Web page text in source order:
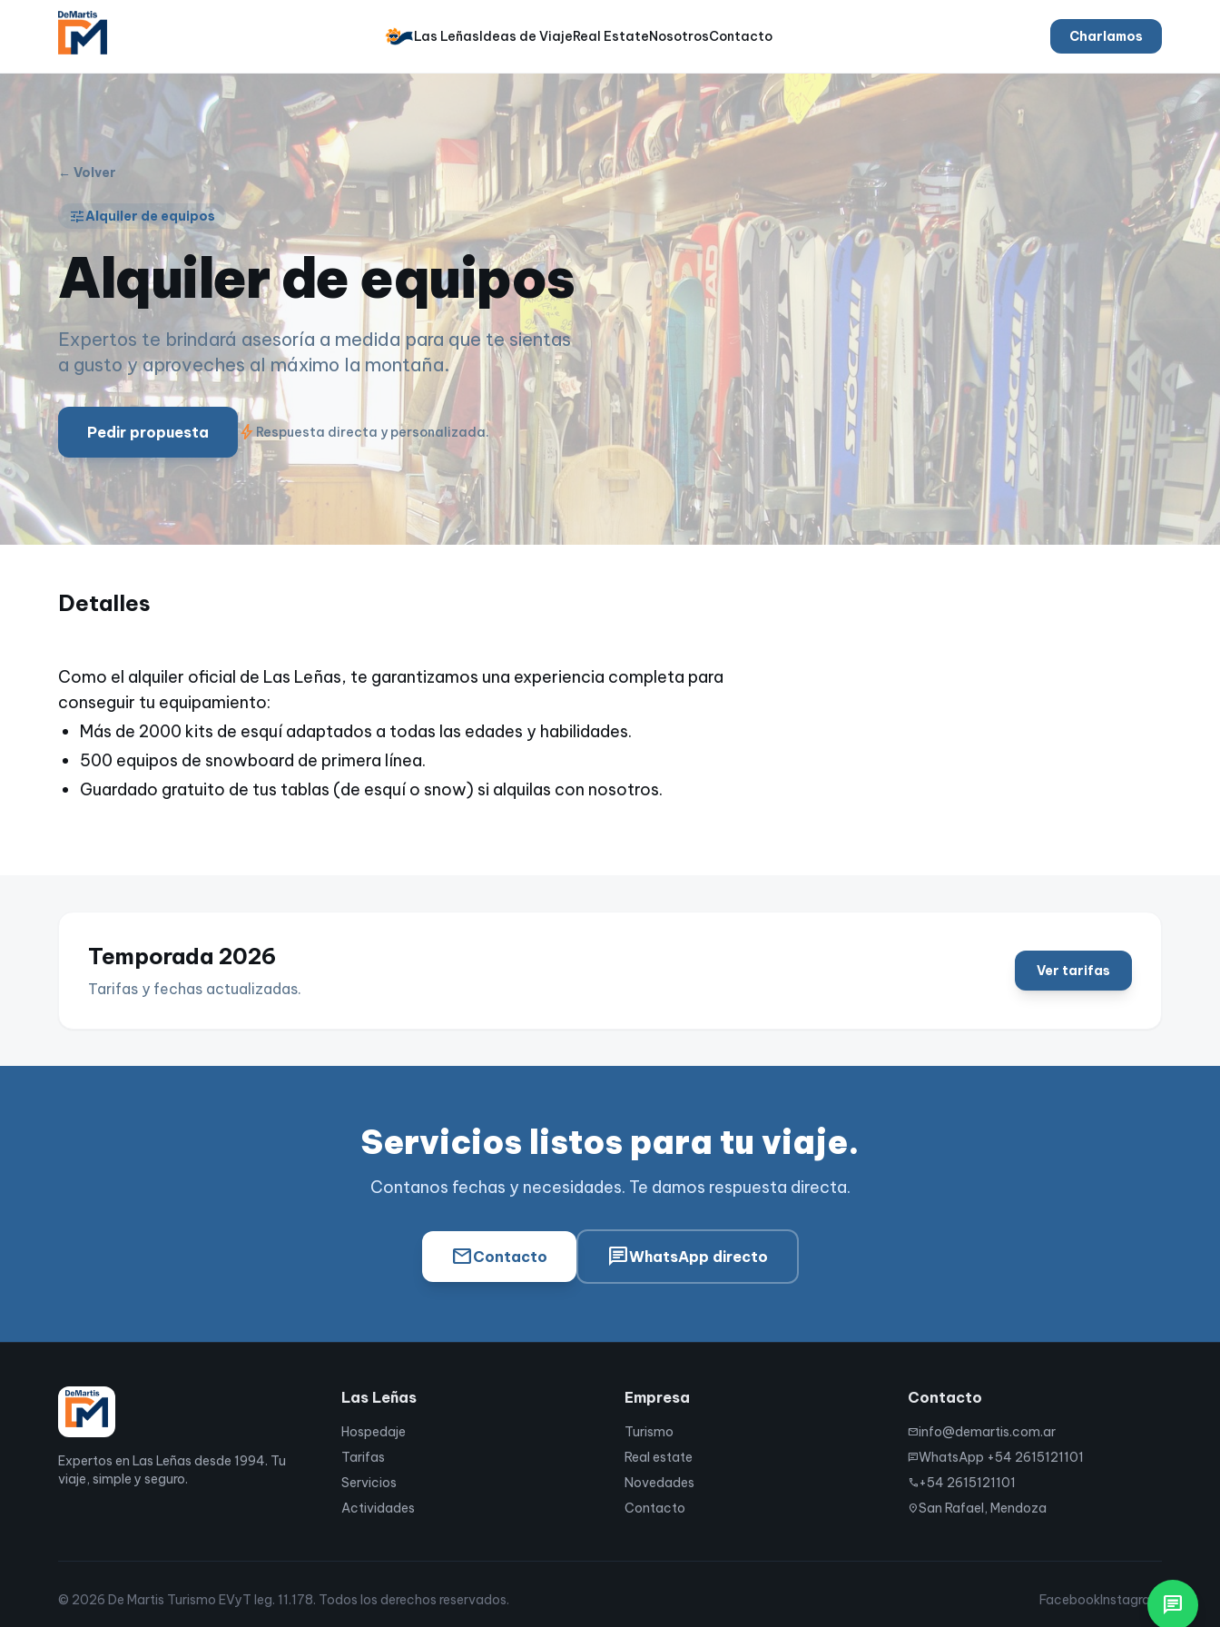
Las LeñasIdeas de ViajeReal EstateNosotrosContacto Charlamos
← Volver
tuneAlquiler de equipos
Alquiler de equipos
Expertos te brindará asesoría a medida para que te sientas
a gusto y aproveches al máximo la montaña.
Pedir propuesta boltRespuesta directa y personalizada.
Detalles
Como el alquiler oficial de Las Leñas, te garantizamos una experiencia completa para
conseguir tu equipamiento:
Más de 2000 kits de esquí adaptados a todas las edades y habilidades.
500 equipos de snowboard de primera línea.
Guardado gratuito de tus tablas (de esquí o snow) si alquilas con nosotros.
Temporada 2026
Tarifas y fechas actualizadas.
Ver tarifas
Servicios listos para tu viaje.
Contanos fechas y necesidades. Te damos respuesta directa.
mailContacto chatWhatsApp directo
chat
Expertos en Las Leñas desde 1994. Tu
viaje, simple y seguro.
Las Leñas
Hospedaje
Tarifas
Servicios
Actividades
Empresa
Turismo
Real estate
Novedades
Contacto
Contacto
mailinfo@demartis.com.ar
chatWhatsApp +54 2615121101
call +54 2615121101
location_onSan Rafael, Mendoza
© 2026 De Martis Turismo EVyT leg. 11.178. Todos los derechos reservados. FacebookInstagram